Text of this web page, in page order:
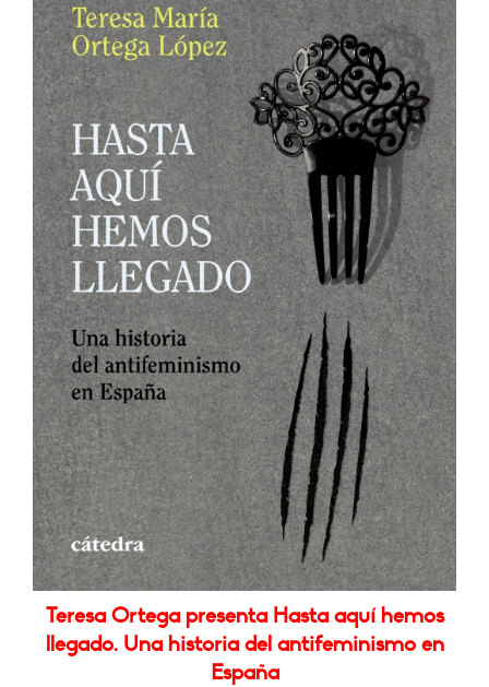
Teresa Ortega presenta Hasta aquí hemos
llegado. Una historia del antifeminismo en
España